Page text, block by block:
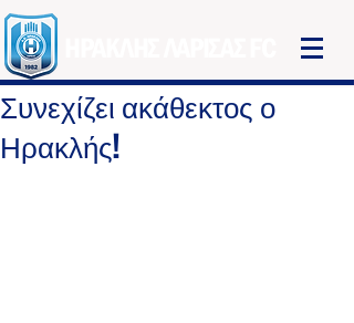
Συνεχίζει ακάθεκτος ο
Ηρακλής!